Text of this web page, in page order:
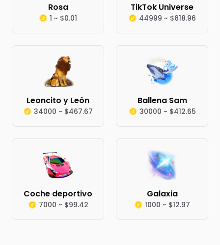
Rosa
1 ~ $0.01
TikTok Universe
44999 ~ $618.96
Leoncito y León
34000 ~ $467.67
Ballena Sam
30000 ~ $412.65
Coche deportivo
7000 ~ $99.42
Galaxia
1000 ~ $12.97